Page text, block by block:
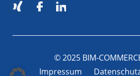
© 2025 BIM-
Impressum